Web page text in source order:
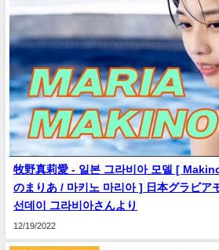
牧野真莉愛 - 일본 그라비아 모델 [
のまりあ / 마키노 마리아 ] 日本グラビア
선데이 그라비아さんより
12/19/2022